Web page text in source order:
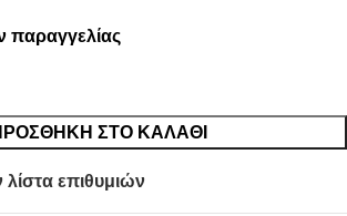
παραγγελίας
ΣΤΟ ΚΑΛΆΘΙ
επιθυμιών